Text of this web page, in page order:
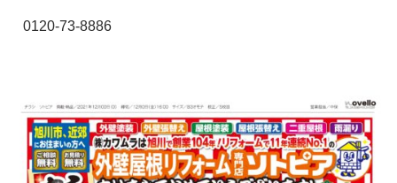
0120-73-8886